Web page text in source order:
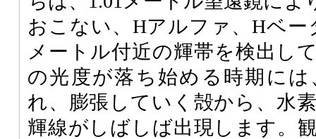
おこない、Hアルファ、Hベー
メートル付近の輝帯を検出し
の光度が落ち始める時期に
れ、膨張していく殻から、水
輝線がしばしば出現します。